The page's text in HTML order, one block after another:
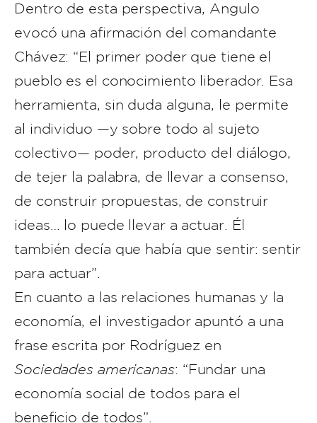
Dentro de esta perspectiva, Angulo
evocó una afirmación del comandante
Chávez: “El primer poder que tiene el
pueblo es el conocimiento liberador. Esa
herramienta, sin duda alguna, le permite
al individuo —y sobre todo al sujeto
colectivo— poder, producto del diálogo,
de tejer la palabra, de llevar a consenso,
de construir propuestas, de construir
ideas… lo puede llevar a actuar. Él
también decía que había que sentir: sentir
para actuar”.
En cuanto a las relaciones humanas y la
economía, el investigador apuntó a una
frase escrita por Rodríguez en
Sociedades americanas: “Fundar una
economía social de todos para el
beneficio de todos”.